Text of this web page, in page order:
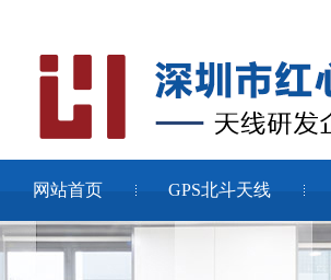
网站首页 GPS北斗天线